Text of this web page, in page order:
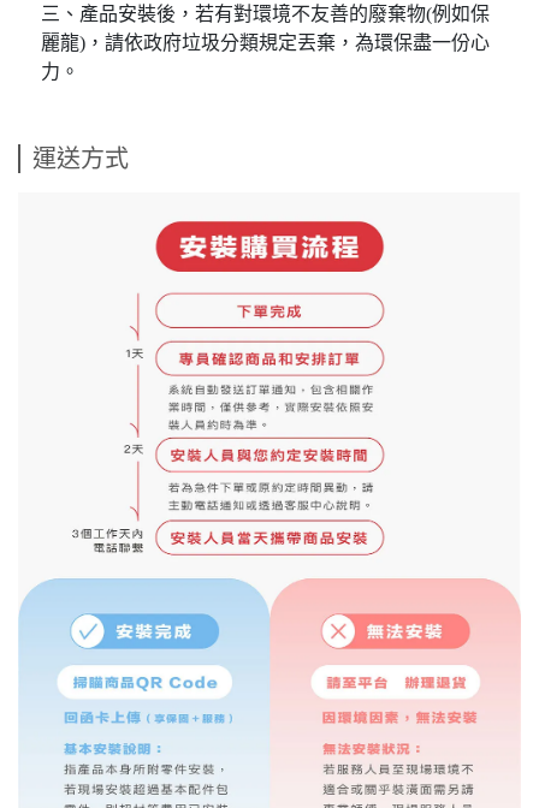
三、產品安裝後，若有對環境不友善的廢棄物(例如保
麗龍)，請依政府垃圾分類規定丟棄，為環保盡一份心
力。
運送方式